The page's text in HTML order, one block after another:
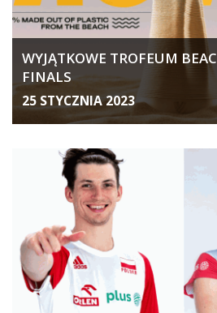
WYJĄTKOWE TROFEUM
FINALS
25 STYCZNIA 2023